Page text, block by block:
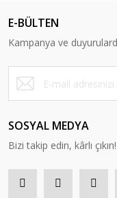
E-BÜLTEN
Kampanya ve
SOSYAL MEDYA
Bizi takip edin, kârlı çıkın!